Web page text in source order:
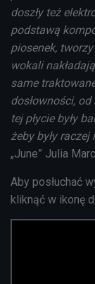
doszły też
podstawą
piosenek,
wokali
same
dosłowności,
tej płycie były
żeby były
„June” Julia
Aby posłuchać
kliknąć w ikonę